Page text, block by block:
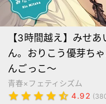
【3時間越え】みせ
ん。おりこう優芽ち
んごっこ～
青春×フェティシズム
star star star star star_half 4.92